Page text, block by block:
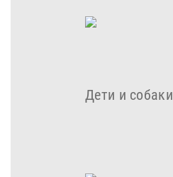
Дети и собаки